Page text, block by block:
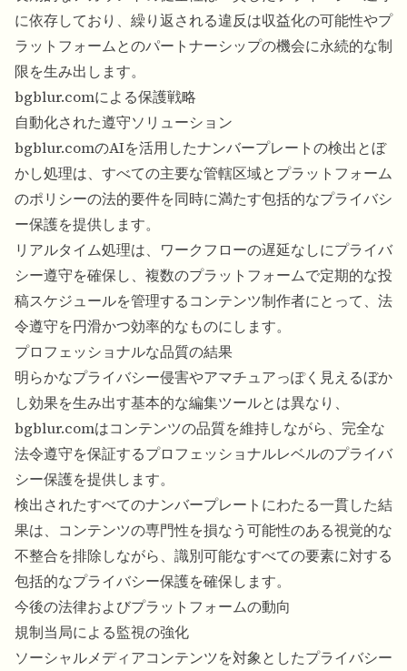
に依存しており、繰り返される違反は収益化の可能性やプ
ラットフォームとのパートナーシップの機会に永続的な制
限を生み出します。
bgblur.comによる保護戦略
自動化された遵守ソリューション
bgblur.comのAIを活用したナンバープレートの検出とぼ
かし処理は、すべての主要な管轄区域とプラットフォーム
のポリシーの法的要件を同時に満たす包括的なプライバシ
ー保護を提供します。
リアルタイム処理は、ワークフローの遅延なしにプライバ
シー遵守を確保し、複数のプラットフォームで定期的な投
稿スケジュールを管理するコンテンツ制作者にとって、法
令遵守を円滑かつ効率的なものにします。
プロフェッショナルな品質の結果
明らかなプライバシー侵害やアマチュアっぽく見えるぼか
し効果を生み出す基本的な編集ツールとは異なり、
bgblur.comはコンテンツの品質を維持しながら、完全な
法令遵守を保証するプロフェッショナルレベルのプライバ
シー保護を提供します。
検出されたすべてのナンバープレートにわたる一貫した結
果は、コンテンツの専門性を損なう可能性のある視覚的な
不整合を排除しながら、識別可能なすべての要素に対する
包括的なプライバシー保護を確保します。
今後の法律およびプラットフォームの動向
規制当局による監視の強化
ソーシャルメディアコンテンツを対象としたプライバシー